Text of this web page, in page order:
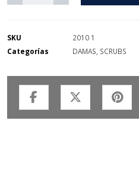
SKU
2010 1
Categorías
DAMAS SCRUBS